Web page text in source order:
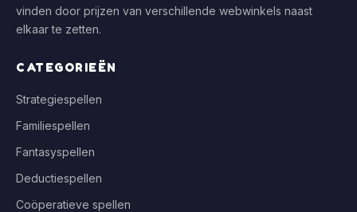
vinden door prijzen van verschillende webwinkels naast
elkaar te zetten.
CATEGORIEËN
Strategiespellen
Familiespellen
Fantasyspellen
Deductiespellen
Coöperatieve spellen